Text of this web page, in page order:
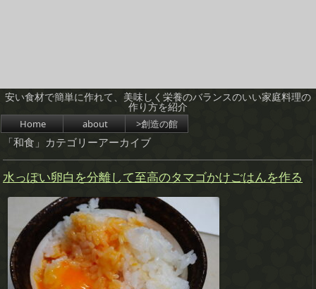
安い食材で簡単に作れて、美味しく栄養のバランスのいい家庭料理の
作り方を紹介
コンテンツへスキップ
Home about >創造の館
「和食 」カテゴリーアーカイブ
水っぽい卵白を分離して至高のタマゴかけごはんを作る